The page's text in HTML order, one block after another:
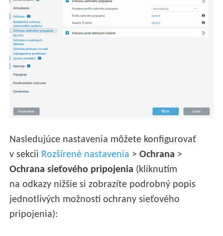
Nasledujúce nastavenia môžete konfigurovať
v sekcii Rozšírené nastavenia >Ochrana >
Ochrana sieťového pripojenia (kliknutím
na odkazy nižšie si zobrazíte podrobný popis
jednotlivých možností ochrany sieťového
pripojenia):